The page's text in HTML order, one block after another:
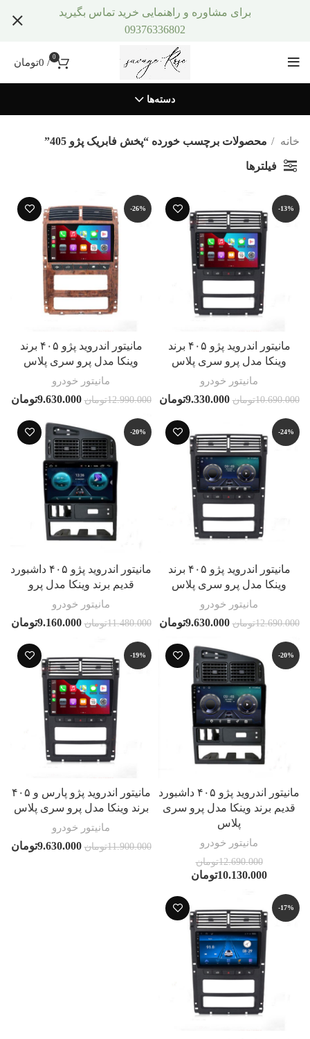
0
/
0تومان
دسته‌ها
خانه محصولات برچسب خورده “پخش فابریک پژو 405”
فیلترها
-13%
مانیتور اندروید پژو ۴۰۵ برند
وینکا مدل پرو سری پلاس
مانیتور خودرو
10.690.000تومان 9.330.000تومان
-26%
مانیتور اندروید پژو ۴۰۵ برند
وینکا مدل پرو سری پلاس
مانیتور خودرو
12.990.000تومان 9.630.000تومان
-24%
مانیتور اندروید پژو ۴۰۵ برند
وینکا مدل پرو سری پلاس
مانیتور خودرو
12.690.000تومان 9.630.000تومان
-20%
مانیتور اندروید پژو ۴۰۵ داشبورد
قدیم برند وینکا مدل پرو
مانیتور خودرو
11.480.000تومان 9.160.000تومان
-20%
مانیتور اندروید پژو ۴۰۵ داشبورد
قدیم برند وینکا مدل پرو سری
پلاس
مانیتور خودرو
12.690.000تومان
10.130.000تومان
-19%
مانیتور اندروید پژو پارس و ۴۰۵
برند وینکا مدل پرو سری پلاس
مانیتور خودرو
11.900.000تومان 9.630.000تومان
-17%
برای مشاوره و راهنمایی خرید تماس بگیرید
09376336802